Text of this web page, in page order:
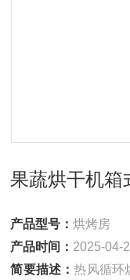
果蔬烘干机箱
产品型号：烘烤房
产品时间： 2025-04-
简要描述：热风循环